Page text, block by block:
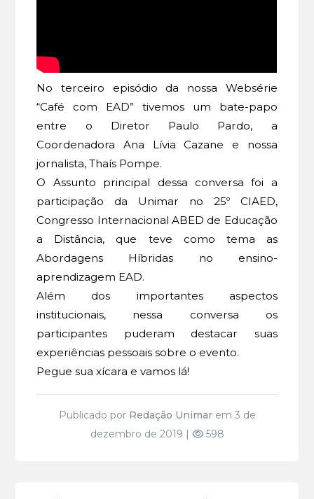
No terceiro episódio da nossa Websérie
“Café com EAD” tivemos um bate-papo
entre o Diretor Paulo Pardo, a
Coordenadora Ana Lívia Cazane e nossa
jornalista, Thaís Pompe.
O Assunto principal dessa conversa foi a
participação da Unimar no 25º CIAED,
Congresso Internacional ABED de Educação
a Distância, que teve como tema as
Abordagens Híbridas no ensino-
aprendizagem EAD.
Além dos importantes aspectos
institucionais, nessa conversa os
participantes puderam destacar suas
experiências pessoais sobre o evento.
Pegue sua xícara e vamos lá!
Publicado por Redação Unimarem 3 de
dezembro de 2019 |
598